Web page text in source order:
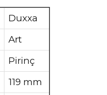
Duxxa
Art
Pirinç
119 mm